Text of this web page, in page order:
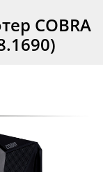
COBRA